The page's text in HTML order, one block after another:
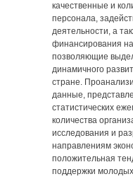
качественные и
персонала,
деятельности, а
финансирования
позволяющие
динамичного
стране.
данные,
статистических
количества
исследования и
направлениям
положительная
поддержки